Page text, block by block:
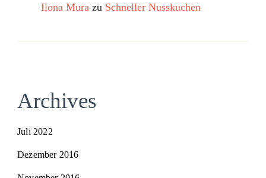
Ilona Mura zu Schneller Nusskuchen
Archives
Juli 2022
Dezember 2016